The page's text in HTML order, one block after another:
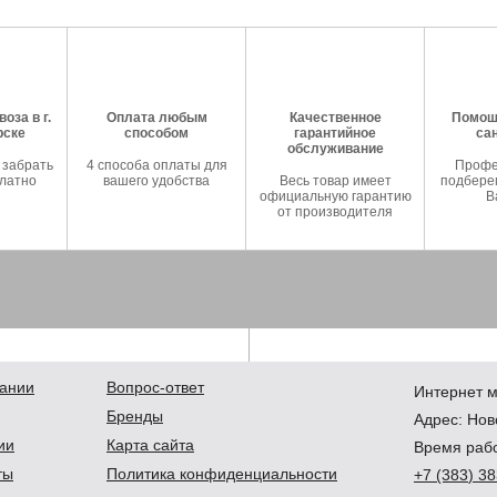
в г.
Оплата любым
способом
4 способа оплаты для
вашего удобства
Качественное
гарантийное
обслуживание
Весь товар имеет
официальную гарантию
от производителя
Вопрос-ответ
Бренды
Карта сайта
Политика конфиденциальности
Интернет
Адрес:
Время
+7 (383)